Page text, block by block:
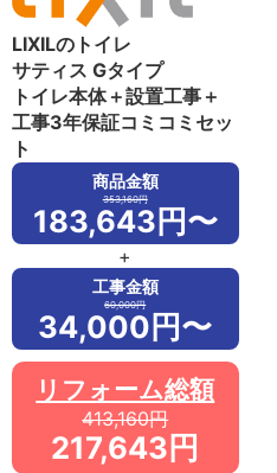
LIXILのトイレ
サティス Gタイプ
トイレ本体＋設置工事＋
工事3年保証コミコミセッ
ト
商品金額
353,160円
183,643円〜
+
工事金額
60,000円
34,000円〜
リフォーム総額
413,160円
217,643円